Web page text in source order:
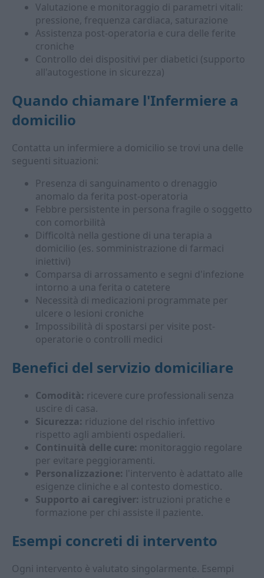
Valutazione e monitoraggio di parametri vitali:
pressione, frequenza cardiaca, saturazione
Assistenza post-operatoria e cura delle ferite
croniche
Controllo dei dispositivi per diabetici (supporto
all'autogestione in sicurezza)
Quando chiamare l'Infermiere a
domicilio
Contatta un infermiere a domicilio se trovi una delle
seguenti situazioni:
Presenza di sanguinamento o drenaggio
anomalo da ferita post-operatoria
Febbre persistente in persona fragile o soggetto
con comorbilità
Difficoltà nella gestione di una terapia a
domicilio (es. somministrazione di farmaci
iniettivi)
Comparsa di arrossamento e segni d'infezione
intorno a una ferita o catetere
Necessità di medicazioni programmate per
ulcere o lesioni croniche
Impossibilità di spostarsi per visite post-
operatorie o controlli medici
Benefici del servizio domiciliare
Comodità: ricevere cure professionali senza
uscire di casa.
Sicurezza: riduzione del rischio infettivo
rispetto agli ambienti ospedalieri.
Continuità delle cure: monitoraggio regolare
per evitare peggioramenti.
Personalizzazione: l'intervento è adattato alle
esigenze cliniche e al contesto domestico.
Supporto ai caregiver: istruzioni pratiche e
formazione per chi assiste il paziente.
Esempi concreti di intervento
Ogni intervento è valutato singolarmente. Esempi